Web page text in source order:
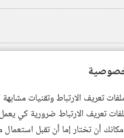
تعريف الارتباط وتقنيات
تعريف الارتباط ضرورية كي يعمل
أن تختار إما أن تقبل
JW